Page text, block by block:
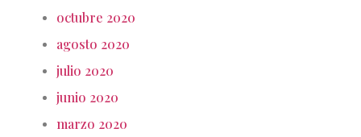
octubre 2020
agosto 2020
julio 2020
junio 2020
marzo 2020